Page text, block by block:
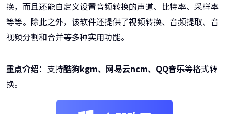
换，而且还能自定义设置音频转换的声道、比特率、采样率
等等。除此之外，该软件还提供了视频转换、音频提取、音
视频分割和合并等多种实用功能。
重点介绍： 支持酷狗kgm、网易云ncm、QQ音乐等格式转
换。